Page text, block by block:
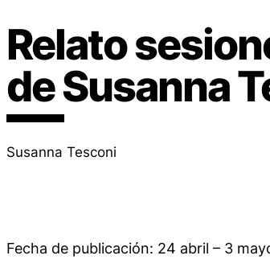
Relato
de Susanna
Susanna Tesconi
Fecha de publicación: 24 abril – 3